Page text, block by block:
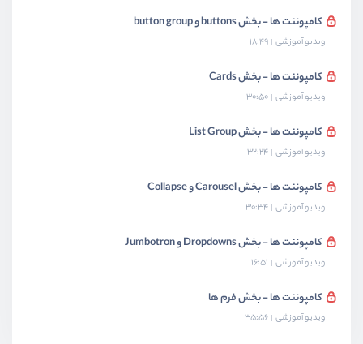
کامپوننت ها - بخش buttons و button group
ویدیو آموزشی 18:49
کامپوننت ها - بخش Cards
ویدیو آموزشی 30:50
کامپوننت ها - بخش List Group
ویدیو آموزشی 32:24
کامپوننت ها - بخش Carousel و Collapse
ویدیو آموزشی 30:34
کامپوننت ها - بخش Dropdowns و Jumbotron
ویدیو آموزشی 16:51
کامپوننت ها - بخش فرم ها
ویدیو آموزشی 35:56